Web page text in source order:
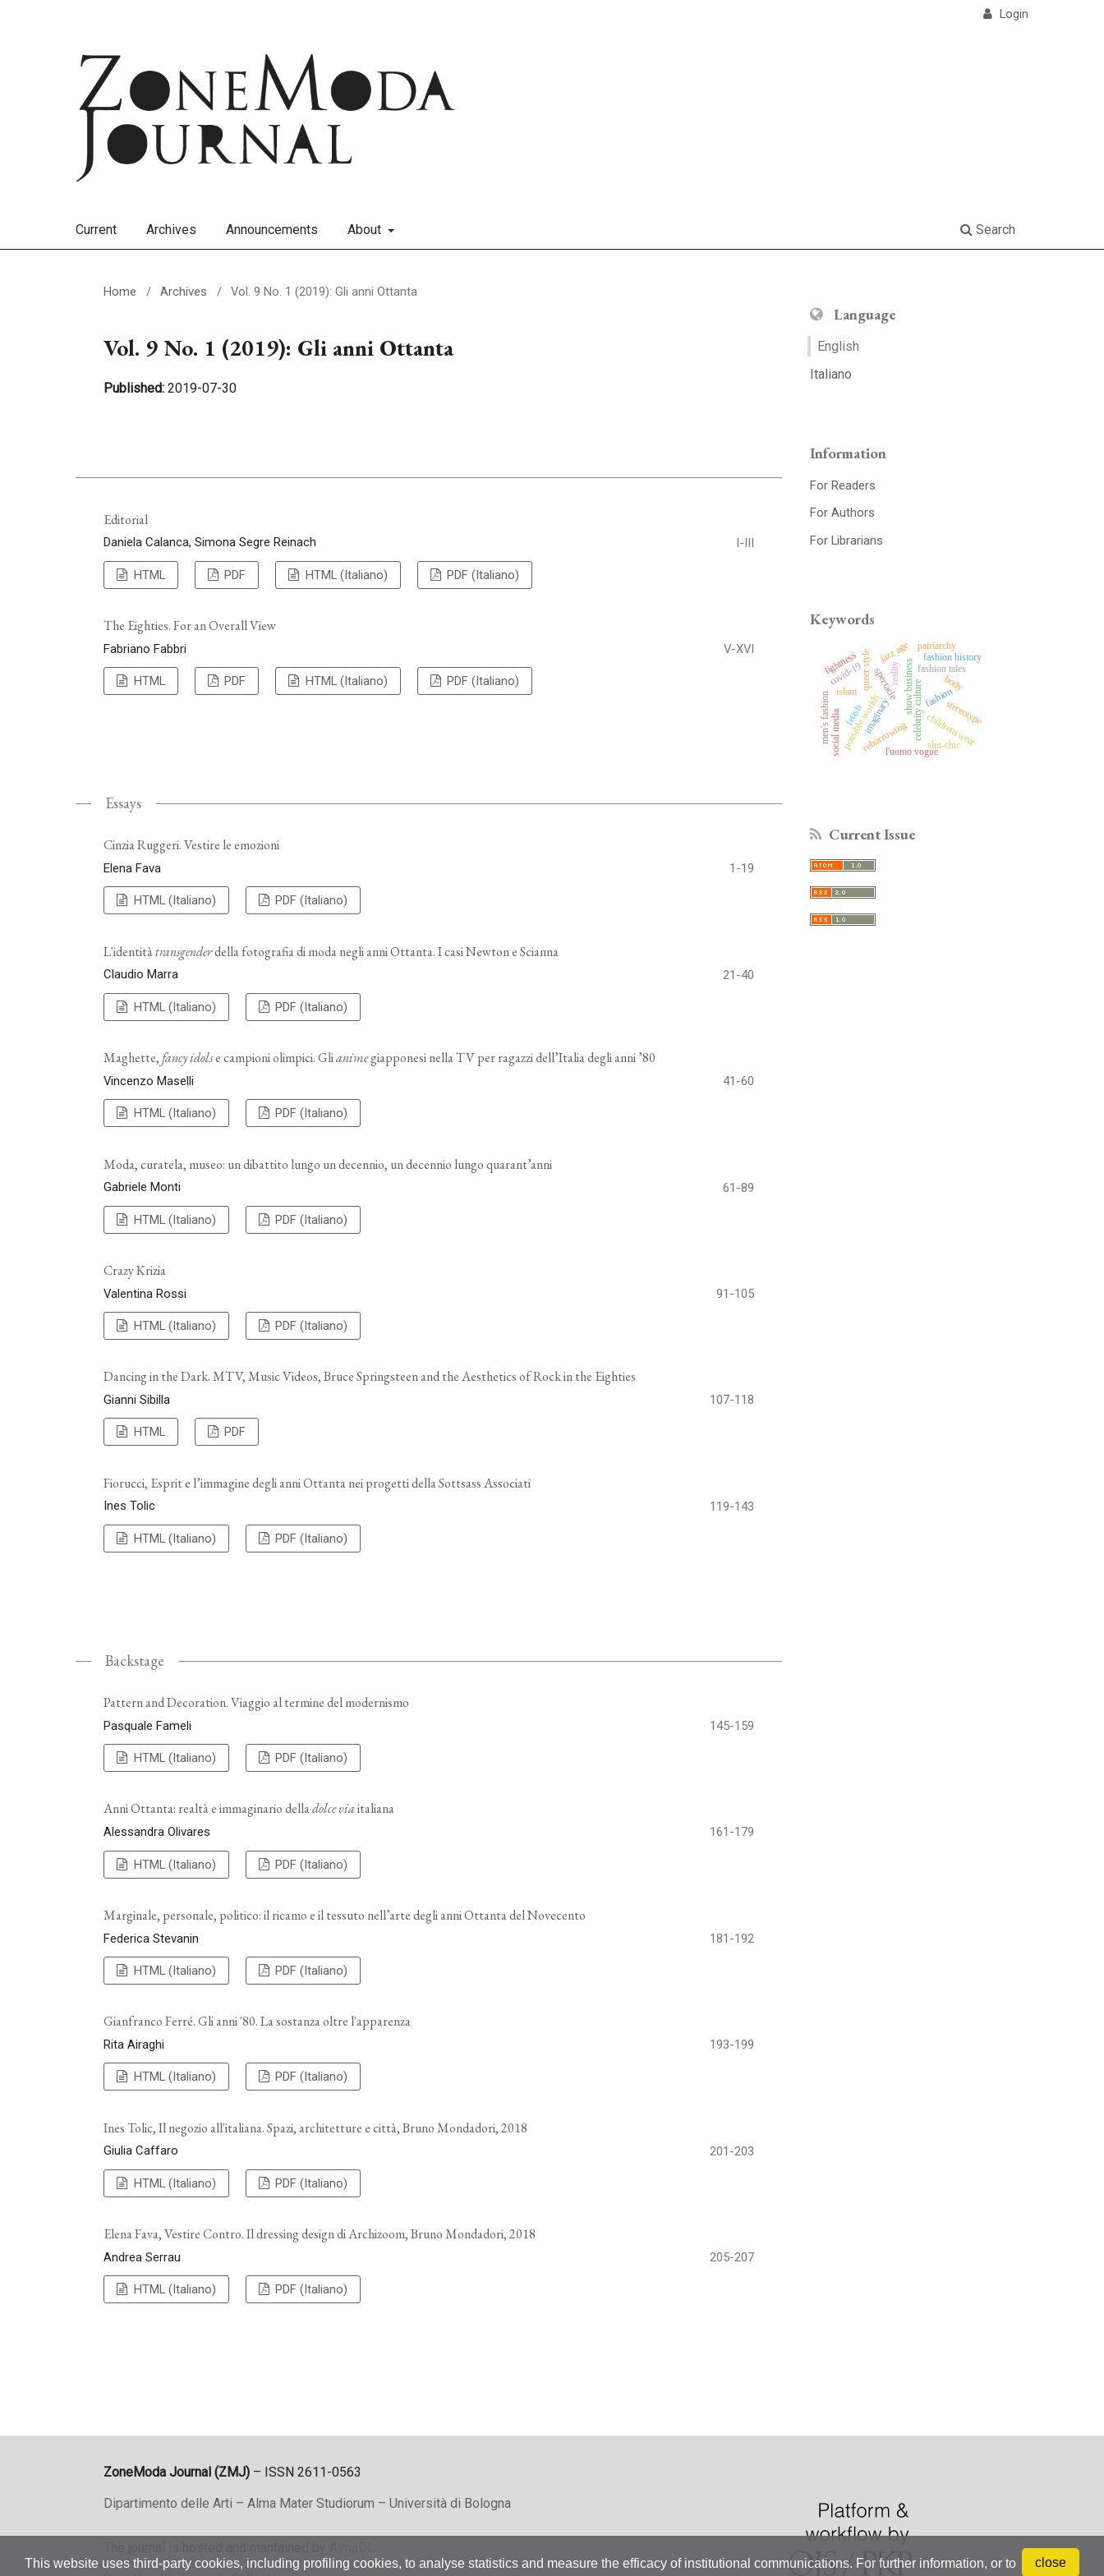
close
This website uses third-party cookies, including profiling cookies, to analyse statistics and measure the efficacy of institutional communications. For further information, or to
Current Archives Announcements About Search
Login
Home / Archives / Vol. 9 No. 1 (2019): Gli anni Ottanta
Vol. 9 No. 1 (2019): Gli anni Ottanta
Published:2019-07-30
Editorial
Daniela Calanca, Simona Segre Reinach I-III
HTML PDF HTML (Italiano) PDF (Italiano)
The Eighties. For an Overall View
Fabriano Fabbri V-XVI
HTML PDF HTML (Italiano) PDF (Italiano)
Essays
Cinzia Ruggeri. Vestire le emozioni
Elena Fava 1-19
HTML (Italiano) PDF (Italiano)
L'identitàtransgenderdella fotografia di moda negli anni Ottanta. I casi Newton e Scianna
Claudio Marra 21-40
HTML (Italiano) PDF (Italiano)
Maghette, fancy idolse campioni olimpici. Glianimegiapponesi nella TV per ragazzi dell’Italia degli anni ’80
Vincenzo Maselli 41-60
HTML (Italiano) PDF (Italiano)
Moda, curatela, museo: un dibattito lungo un decennio, un decennio lungo quarant’anni
Gabriele Monti 61-89
HTML (Italiano) PDF (Italiano)
Crazy Krizia
Valentina Rossi 91-105
HTML (Italiano) PDF (Italiano)
Dancing in the Dark. MTV, Music Videos, Bruce Springsteen and the Aesthetics of Rock in the Eighties
Gianni Sibilla 107-118
HTML PDF
Fiorucci, Esprit e l’immagine degli anni Ottanta nei progetti della Sottsass Associati
Ines Tolic 119-143
HTML (Italiano) PDF (Italiano)
Backstage
Pattern and Decoration. Viaggio al termine del modernismo
Pasquale Fameli 145-159
HTML (Italiano) PDF (Italiano)
Anni Ottanta: realtà e immaginario delladolce viaitaliana
Alessandra Olivares 161-179
HTML (Italiano) PDF (Italiano)
Marginale, personale, politico: il ricamo e il tessuto nell’arte degli anni Ottanta del Novecento
Federica Stevanin 181-192
HTML (Italiano) PDF (Italiano)
Gianfranco Ferré. Gli anni '80. La sostanza oltre l'apparenza
Rita Airaghi 193-199
HTML (Italiano) PDF (Italiano)
Ines Tolic, Il negozio all'italiana. Spazi, architetture e città, Bruno Mondadori, 2018
Giulia Caffaro 201-203
HTML (Italiano) PDF (Italiano)
Elena Fava, Vestire Contro. Il dressing design di Archizoom, Bruno Mondadori, 2018
Andrea Serrau 205-207
HTML (Italiano) PDF (Italiano)
Language
English
Italiano
Information
For Readers
For Authors
For Librarians
Keywords
fashion
celebrity culture
spectacle body
show business
childrenswear
possible worlds
fashion tales
fetish
reborrowing
jazz age fashion history
queer style
covid-19
social media
men's fashion
patriarchy
l'uomo vogue
stereotype
slut-chic
islam
reality
imaginary
lightness
Current Issue
ZoneModa Journal (ZMJ) – ISSN 2611-0563
Dipartimento delle Arti – Alma Mater Studiorum – Università di Bologna